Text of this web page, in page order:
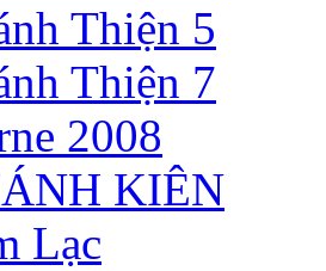
Thiện 5
Thiện 7
2008
KIÊN
Lạc